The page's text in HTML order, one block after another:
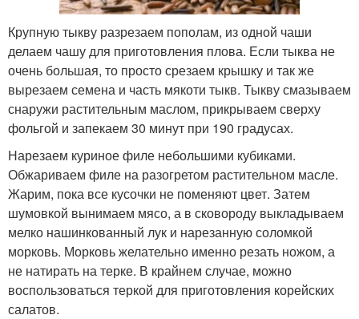
Крупную тыкву разрезаем пополам, из одной чаши
делаем чашу для приготовления плова. Если тыква не
очень большая, то просто срезаем крышку и так же
вырезаем семена и часть мякоти тыкв. Тыкву смазываем
снаружи растительным маслом, прикрываем сверху
фольгой и запекаем 30 минут при 190 градусах.
Нарезаем куриное филе небольшими кубиками.
Обжариваем филе на разогретом растительном масле.
Жарим, пока все кусочки не поменяют цвет. Затем
шумовкой вынимаем мясо, а в сковороду выкладываем
мелко нашинкованный лук и нарезанную соломкой
морковь. Морковь желательно именно резать ножом, а
не натирать на терке. В крайнем случае, можно
воспользоваться теркой для приготовления корейских
салатов.